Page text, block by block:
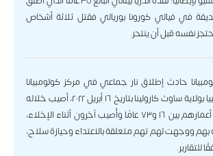
في فيالي كورونا بوريالي فقتل ثلاثة أشخاص
نفسه قبل أن ينتحر.
حادث إطلاق نار جماعي في مركز كولومبيانا
للتسوق في كولومبيا بولاية ساوث كارولينا بتاريخ ١٦ أبريل ٢٠٢٢، أصيب خلاله
عدة أشخاص تتراوح أعمارهم بين ١٦ و٧٣ عامًا وأُصيب آخرون أثناء الإخلاء،
بهم ووجهت لهم تهم متعلقة بالاعتداء وحيازة سلاح،